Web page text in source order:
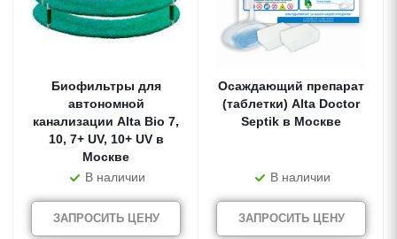
Биофильтры для
автономной
канализации Alta Bio 7,
10, 7+ UV, 10+ UV в
Москве
В наличии
ЗАПРОСИТЬ ЦЕНУ
Осаждающий препарат
(таблетки) Alta Doctor
Septik в Москве
В наличии
ЗАПРОСИТЬ ЦЕНУ